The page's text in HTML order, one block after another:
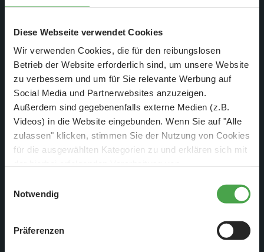
Diese Webseite verwendet Cookies
Wir verwenden Cookies, die für den reibungslosen
Betrieb der Website erforderlich sind, um unsere Website
zu verbessern und um für Sie relevante Werbung auf
Social Media und Partnerwebsites anzuzeigen.
Außerdem sind gegebenenfalls externe Medien (z.B.
Videos) in die Website eingebunden. Wenn Sie auf "Alle
zulassen" klicken, stimmen Sie der Nutzung von Cookies
für die ausgewählten Kategorien zu und erklären sich mit
diese Einstellungen jederzeit über die Schaltfläche
zustimmen, beschränken wir uns auf die technisch
notwendigen Cookies. Weitere Informationen finden Sie in
Notwendig
Präferenzen
Lasse baut gerade das neue Zahnrad in Fuchur ein, damit er
endlich wieder seinen Weg nach Italien antreten kann.